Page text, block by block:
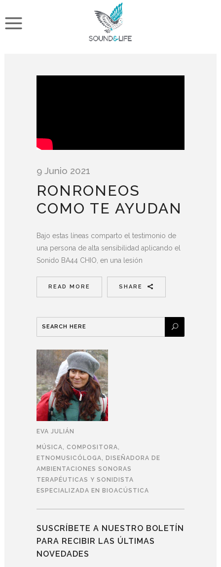
9 Junio 2021
RONRONEOS
COMO TE AYUDAN
Bajo estas líneas comparto el testimonio de
una persona de alta sensibilidad aplicando el
Sonido BA44 CHIO, en una lesión
READ MORE SHARE
EVA JULIÁN
MÚSICA, COMPOSITORA,
ETNOMUSICÓLOGA, DISEÑADORA DE
AMBIENTACIONES SONORAS
TERAPÉUTICAS Y SONIDISTA
ESPECIALIZADA EN BIOACÚSTICA
SUSCRÍBETE A NUESTRO BOLETÍN
PARA RECIBIR LAS ÚLTIMAS
NOVEDADES